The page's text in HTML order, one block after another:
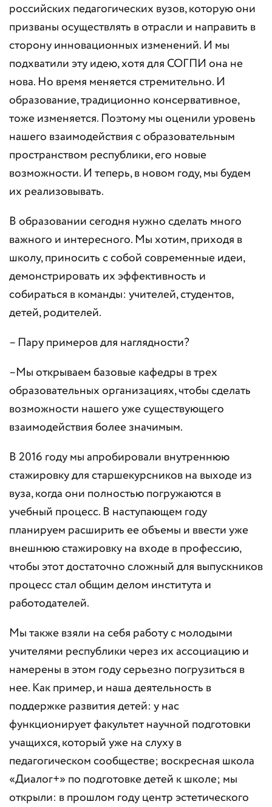
российских педагогических вузов, которую они
призваны осуществлять в отрасли и направить в
сторону инновационных изменений. И мы
подхватили эту идею, хотя для СОГПИ она не
нова. Но время меняется стремительно. И
образование, традиционно консервативное,
тоже изменяется. Поэтому мы оценили уровень
нашего взаимодействия с образовательным
пространством республики, его новые
возможности. И теперь, в новом году, мы будем
их реализовывать.
В образовании сегодня нужно сделать много
важного и интересного. Мы хотим, приходя в
школу, приносить с собой современные идеи,
демонстрировать их эффективность и
собираться в команды: учителей, студентов,
детей, родителей.
– Пару примеров для наглядности?
–Мы открываем базовые кафедры в трех
образовательных организациях, чтобы сделать
возможности нашего уже существующего
взаимодействия более значимым.
В 2016 году мы апробировали внутреннюю
стажировку для старшекурсников на выходе из
вуза, когда они полностью погружаются в
учебный процесс. В наступающем году
планируем расширить ее объемы и ввести уже
внешнюю стажировку на входе в профессию,
чтобы этот достаточно сложный для выпускников
процесс стал общим делом института и
работодателей.
Мы также взяли на себя работу с молодыми
учителями республики через их ассоциацию и
намерены в этом году серьезно погрузиться в
нее. Как пример, и наша деятельность в
поддержке развития детей: у нас
функционирует факультет научной подготовки
учащихся, который уже на слуху в
педагогическом сообществе; воскресная школа
«Диалог+» по подготовке детей к школе; мы
открыли: в прошлом году центр эстетического